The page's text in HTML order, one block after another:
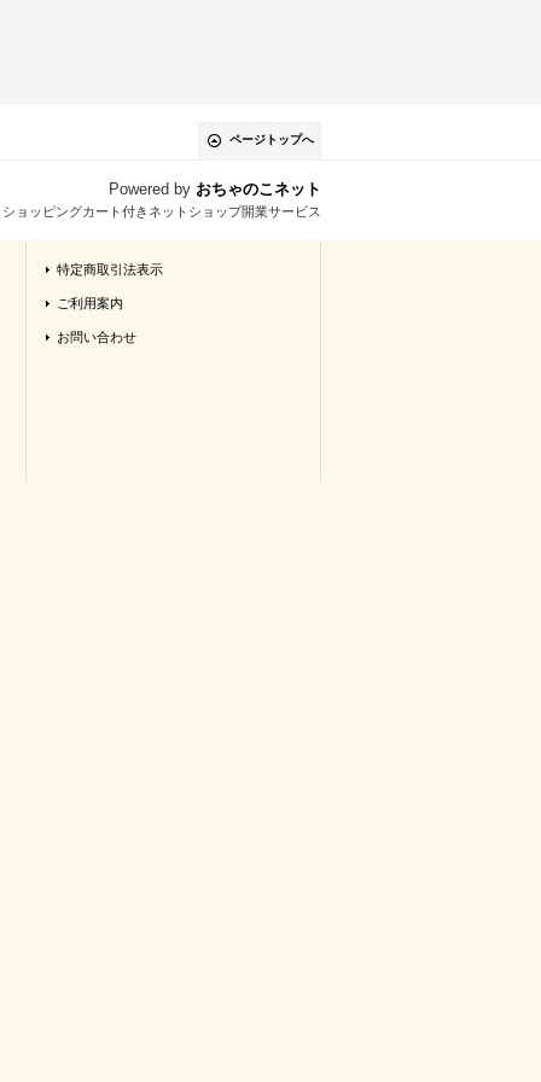
ページトップへ
Powered by おちゃのこネット
ョッピングカート付きネットショップ開業サービス
特定商取引法表示
ご利用案内
お問い合わせ